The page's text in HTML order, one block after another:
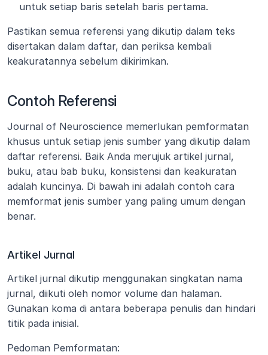
untuk setiap baris setelah baris pertama.
Pastikan semua referensi yang dikutip dalam teks
disertakan dalam daftar, dan periksa kembali
keakuratannya sebelum dikirimkan.
Contoh Referensi
Journal of Neuroscience memerlukan pemformatan
khusus untuk setiap jenis sumber yang dikutip dalam
daftar referensi. Baik Anda merujuk artikel jurnal,
buku, atau bab buku, konsistensi dan keakuratan
adalah kuncinya. Di bawah ini adalah contoh cara
memformat jenis sumber yang paling umum dengan
benar.
Artikel Jurnal
Artikel jurnal dikutip menggunakan singkatan nama
jurnal, diikuti oleh nomor volume dan halaman.
Gunakan koma di antara beberapa penulis dan hindari
titik pada inisial.
Pedoman Pemformatan: